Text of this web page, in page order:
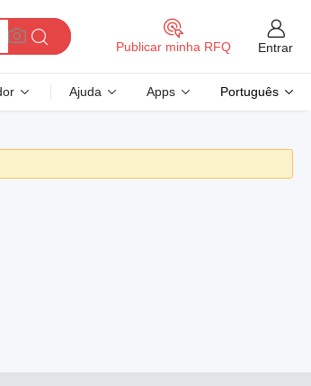
Publicar minha RFQ Entrar
Ajuda Apps Português